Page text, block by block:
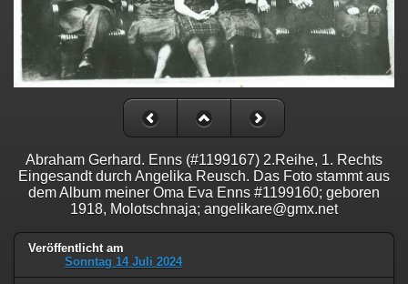
Abraham Gerhard. Enns (#1199167) 2.Reihe, 1. Rechts
Eingesandt durch Angelika Reusch. Das Foto stammt aus
dem Album meiner Oma Eva Enns #1199160; geboren
1918, Molotschnaja; angelikare@gmx.net
Veröffentlicht am
Sonntag 14 Juli 2024